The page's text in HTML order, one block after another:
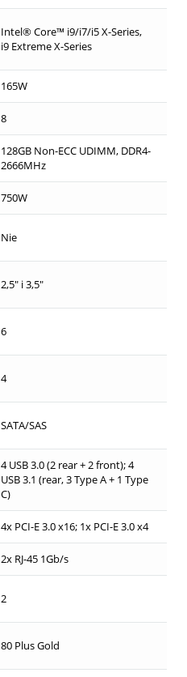
Intel® Core™ i9/i7/i5 X-Series,
i9 Extreme X-Series
165W
8
128GB Non-ECC UDIMM, DDR4-
2666MHz
750W
Nie
2,5" i 3,5"
6
4
SATA/SAS
4 USB 3.0 (2 rear + 2 front); 4
USB 3.1 (rear, 3 Type A + 1 Type
C)
4x PCI-E 3.0 x16; 1x PCI-E 3.0 x4
2x RJ-45 1Gb/s
2
80 Plus Gold